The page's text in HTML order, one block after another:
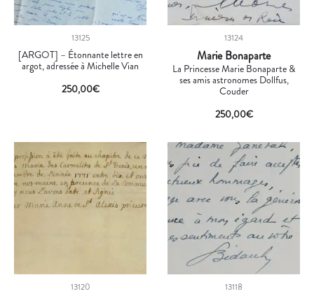
13125
[ARGOT] – Étonnante lettre en
argot, adressée à Michelle Vian
250,00€
13124
Marie Bonaparte
La Princesse Marie Bonaparte &
ses amis astronomes Dollfus,
Couder
250,00€
13120 13118